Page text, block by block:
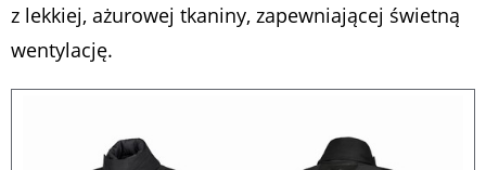
z lekkiej, ażurowej tkaniny, zapewniającej świetną
wentylację.